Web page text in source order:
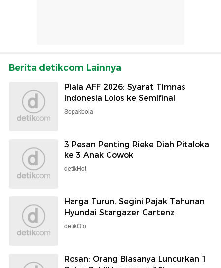
Berita detikcom Lainnya
Piala AFF 2026: Syarat Timnas
Indonesia Lolos ke Semifinal
Sepakbola
3 Pesan Penting Rieke Diah Pitaloka
ke 3 Anak Cowok
detikHot
Harga Turun, Segini Pajak Tahunan
Hyundai Stargazer Cartenz
detikOto
Rosan: Orang Biasanya Luncurkan 1